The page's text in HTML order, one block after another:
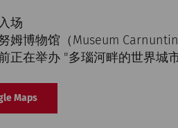
场
姆博物馆（Museum
正在举办 "多瑙河畔的世界城
Maps